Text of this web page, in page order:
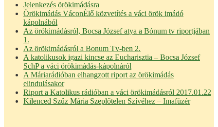
Jelenkezés örökimádásra
Örökimádás VáconÉlő közvetítés a váci örök imádó
kápolnából
Az örökimádásról, Bocsa József atya a Bónum tv riportjában
1.
Az örökimádásról a Bonum Tv-ben 2.
A katolikusok igazi kincse az Eucharisztia – Bocsa József
SchP a váci örökimádás-kápolnáról
A Máriarádióban elhangzott riport az örökimádás
elindulásakor
Riport a Katolikus rádióban a váci örökimádásról 2017.01.22
Kilenced Szűz Mária Szeplőtelen Szívéhez – Imafüzér